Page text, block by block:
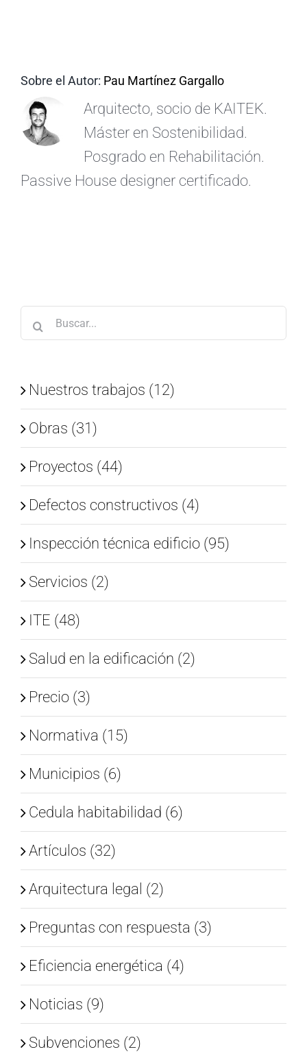
Sobre el Autor: Pau Martínez Gargallo
Arquitecto, socio de KAITEK.
Máster en Sostenibilidad.
Posgrado en Rehabilitación.
Passive House designer certificado.
Buscar:
Nuestros trabajos (12)
Obras (31)
Proyectos (44)
Defectos constructivos (4)
Inspección técnica edificio (95)
Servicios (2)
ITE (48)
Salud en la edificación (2)
Precio (3)
Normativa (15)
Municipios (6)
Cedula habitabilidad (6)
Artículos (32)
Arquitectura legal (2)
Preguntas con respuesta (3)
Eficiencia energética (4)
Noticias (9)
Subvenciones (2)